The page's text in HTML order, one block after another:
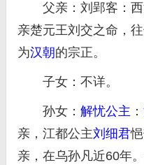
父亲：刘郢客：西
亲楚元王刘交之命，
为汉朝的宗正。
子女：不详。
孙女： 解忧公主 ：
亲，江都公主刘细君
亲，在乌孙凡近60年。